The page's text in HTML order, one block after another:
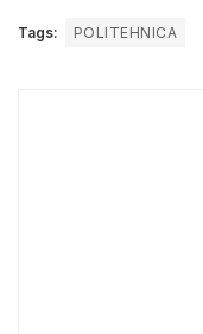
Tags: POLITEHNICA